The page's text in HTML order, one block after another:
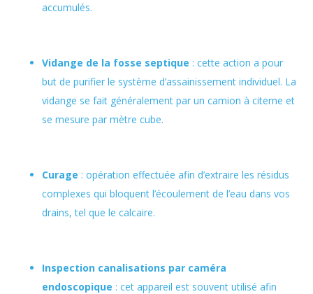
accumulés.
Vidange de la fosse septique : cette action a pour
but de purifier le système d’assainissement individuel. La
vidange se fait généralement par un camion à citerne et
se mesure par mètre cube.
Curage : opération effectuée afin d’extraire les résidus
complexes qui bloquent l’écoulement de l’eau dans vos
drains, tel que le calcaire.
Inspection canalisations par caméra
endoscopique : cet appareil est souvent utilisé afin